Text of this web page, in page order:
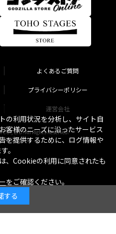
よくあるご質問
プライバシーポリシー
運営会社
LTD. All Rights Reserved.
CO., LTD.
の利用状況を分析し、サイト自
客様のニーズに沿ったサービス
を提供するために、ログ情報や
。
、Cookieの利用に同意されたも
をご確認ください。
する